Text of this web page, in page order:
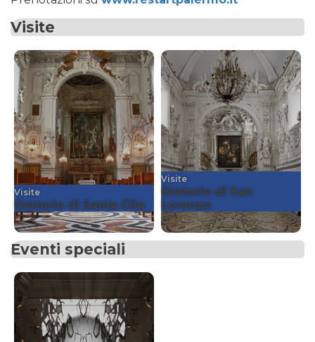
Visite
Visite
Oratorio di Santa Cita
Visite
Oratorio di San
Lorenzo
Eventi speciali